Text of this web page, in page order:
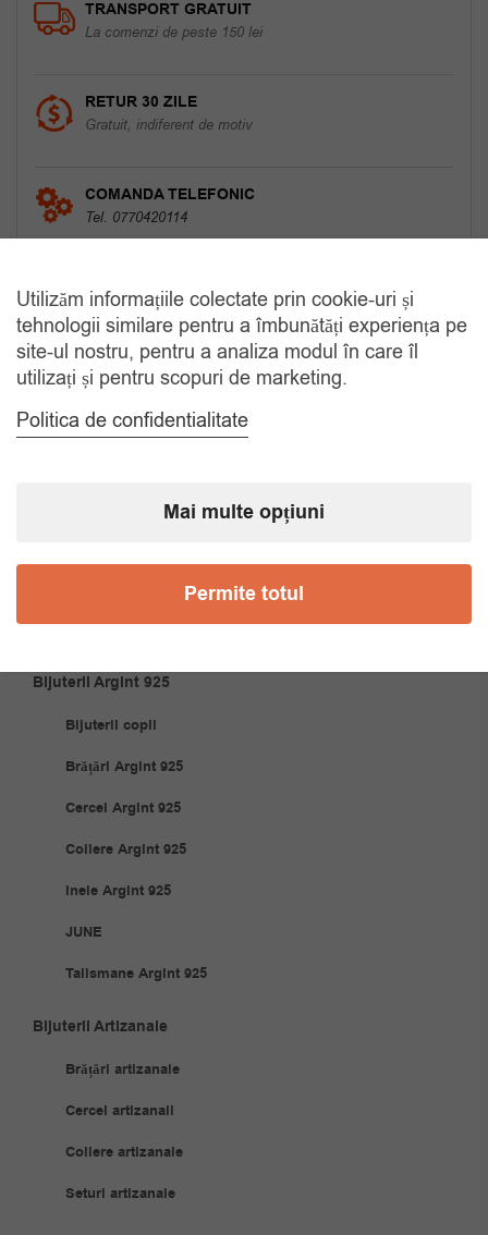
TRANSPORT GRATUIT
La comenzi de peste 150 lei
RETUR 30 ZILE
Gratuit, indiferent de motiv
COMANDA TELEFONIC
Tel. 0770420114
CATEGORII
Accesorii Bărbăți
Brățări
Bijuterii Argint 925
Bijuterii copii
Brățări Argint 925
Cercei Argint 925
Coliere Argint 925
Inele Argint 925
JUNE
Talismane Argint 925
Bijuterii Artizanale
Brățări artizanale
Cercei artizanali
Coliere artizanale
Seturi artizanale
Utilizăm informațiile colectate prin cookie-uri și
tehnologii similare pentru a îmbunătăți experiența pe
site-ul nostru, pentru a analiza modul în care îl
utilizați și pentru scopuri de marketing.
Politica de confidentialitate
Mai multe opțiuni
Permite totul